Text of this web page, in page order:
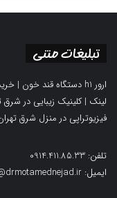
تبلیغات متنی
ارور h1 دستگاه قند خون |
لینک |کلینیک زیبایی در شرق
فیزیوتراپی در منزل شرق
تلفن: 0914.411.85.33
ایمیل: info@drmotamednejad.ir